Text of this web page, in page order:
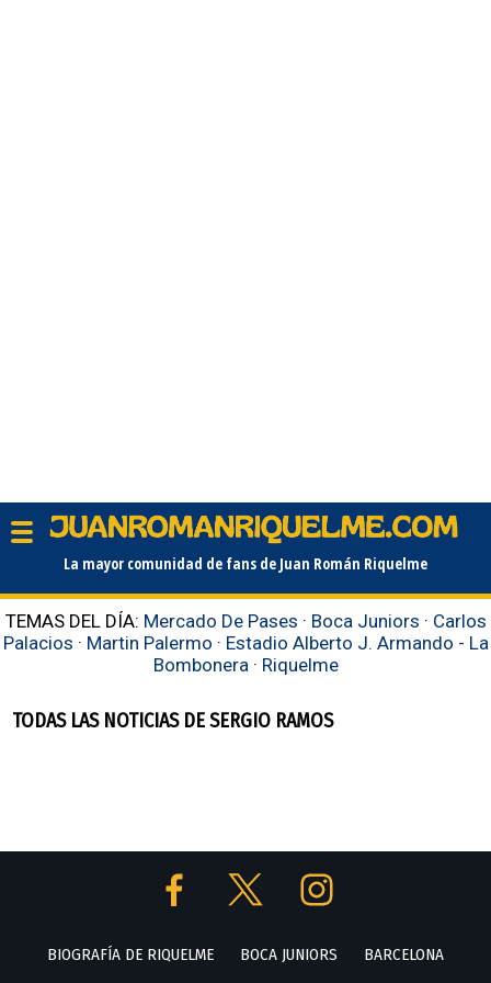
La mayor comunidad de fans de Juan Román Riquelme
TEMAS DEL DÍA: Mercado De Pases · Boca Juniors · Carlos
Palacios · Martin Palermo · Estadio Alberto J. Armando - La
Bombonera · Riquelme
TODAS LAS NOTICIAS DE SERGIO RAMOS
BIOGRAFÍA DE RIQUELME BOCA JUNIORS BARCELONA